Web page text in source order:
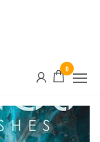
0